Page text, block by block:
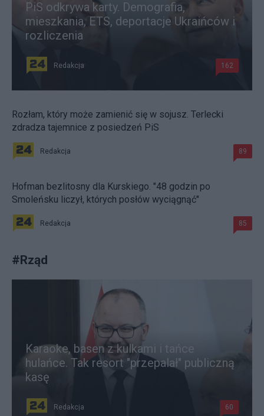
PiS odkrywa karty. Demografia,
mieszkania, ETS, deportacje Ukraińców i
rozliczenia
Redakcja 162
Rozłam, który może zamienić się w sojusz. Terlecki
zdradza tajemnice z posiedzeń PiS
Redakcja 89
Hofman bezlitosny dla Kurskiego. "48 godzin po
Smoleńsku liczył, których posłów wyciągnąć"
Redakcja 85
#Rząd
Karaoke, basen z kulkami i tańce
hulańce. Tak resort "przepalał" publiczną
kasę
Redakcja 60